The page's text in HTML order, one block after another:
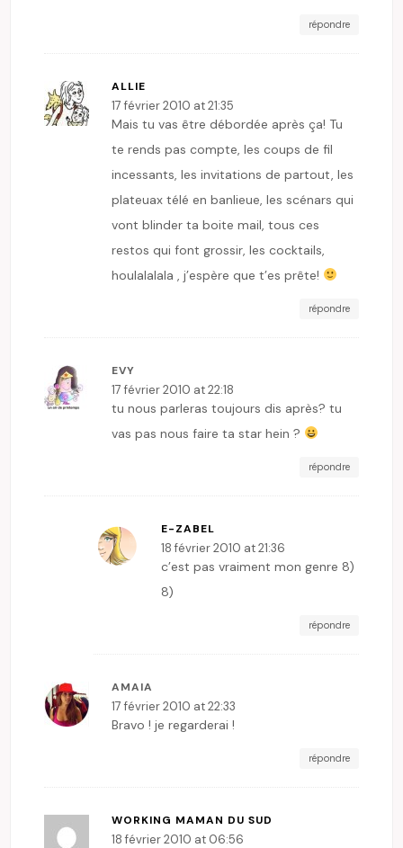
répondre
ALLIE
17 février 2010 at 21:35
Mais tu vas être débordée après ça! Tu
te rends pas compte, les coups de fil
incessants, les invitations de partout, les
plateuax télé en banlieue, les scénars qui
vont blinder ta boite mail, tous ces
restos qui font grossir, les cocktails,
houlalalala , j’espère que t’es prête!
répondre
EVY
17 février 2010 at 22:18
tu nous parleras toujours dis après? tu
vas pas nous faire ta star hein ?
répondre
E-ZABEL
18 février 2010 at 21:36
c’est pas vraiment mon genre 8)
8)
répondre
AMAIA
17 février 2010 at 22:33
Bravo ! je regarderai !
répondre
WORKING MAMAN DU SUD
18 février 2010 at 06:56